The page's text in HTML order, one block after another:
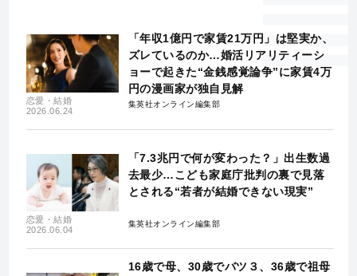
恋愛・結婚
2026.06.24
「年収1億円で家賃21万円」は堅実か、
ズレているのか…婚活リアリティーシ
ョーで起きた“金銭感覚論争”に家賃4万
円の漫画家が独自見解
集英社オンライン編集部
恋愛・結婚
2026.06.04
「7.3兆円で何が変わった？」出生数過
去最少…こども家庭庁批判の裏で見落
とされる“若者が結婚できない現実”
集英社オンライン編集部
16歳で母、30歳でバツ３、36歳で祖母